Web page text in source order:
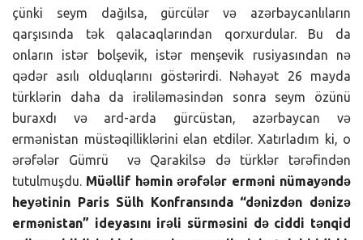
çünki seym dağılsa, gürcülər və azərbaycanlıların
qarşısında tək qalacaqlarından qorxurdular. Bu da
onların istər bolşevik, istər menşevik rusiyasından nə
qədər asılı olduqlarını göstərirdi. Nəhayət 26 mayda
türklərin daha da irəliləməsindən sonra seym özünü
buraxdı və ard-arda gürcüstan, azərbaycan və
ermənistan müstəqilliklərini elan etdilər. Xatırladım ki, o
ərəfələr Gümrü və Qarakilsə də türklər tərəfindən
tutulmuşdu. Müəllif həmin ərəfələr erməni nümayəndə
heyətinin Paris Sülh Konfransında “dənizdən dənizə
ermənistan” ideyasını irəli sürməsini də ciddi tənqid